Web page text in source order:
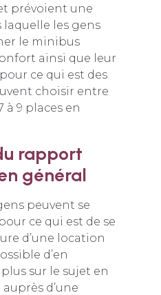
prévoient une
laquelle les gens
le minibus
ainsi que leur
ce qui est des
choisir entre
à 9 places en
rapport
général
peuvent se
ce qui est de se
d’une location
d’en
sur le sujet en
d’une